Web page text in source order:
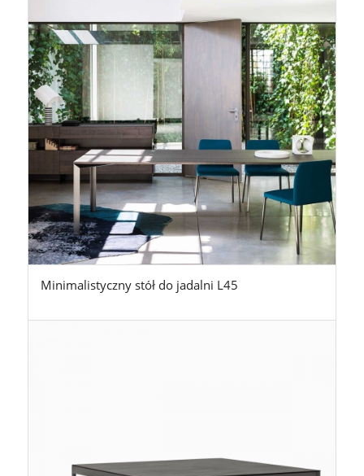
Minimalistyczny stół do jadalni L45